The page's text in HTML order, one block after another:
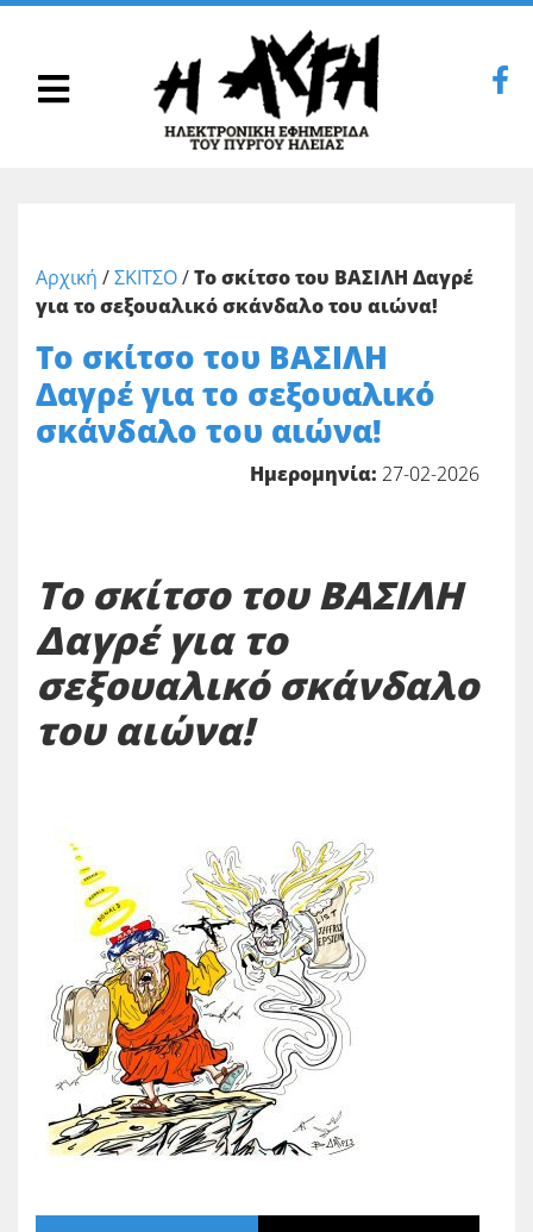
Αρχική /ΣΚΙΤΣΟ/Το σκίτσο του ΒΑΣΙΛΗ Δαγρέ
για το σεξουαλικό σκάνδαλο του αιώνα!
Το σκίτσο του ΒΑΣΙΛΗ
Δαγρέ για το σεξουαλικό
σκάνδαλο του αιώνα!
Ημερομηνία: 27-02-2026
Το σκίτσο του ΒΑΣΙΛΗ
Δαγρέ για το
σεξουαλικό σκάνδαλο
του αιώνα!